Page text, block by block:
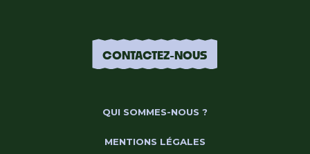
CONTACTEZ-NOUS
QUI SOMMES-NOUS ?
MENTIONS LÉGALES